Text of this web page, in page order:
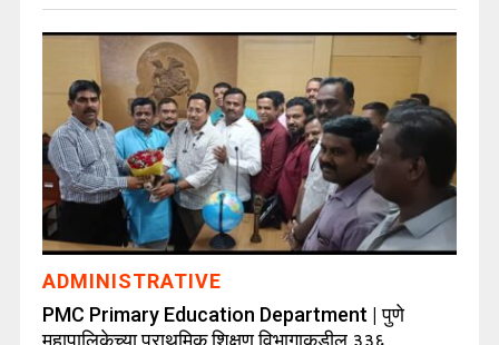
ADMINISTRATIVE
PMC Primary Education Department | पुणे
महापालिकेच्या प्राथमिक शिक्षण विभागाकडील ३३६